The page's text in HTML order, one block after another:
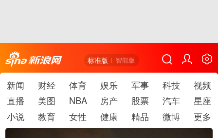
标准版 智能版
新闻 财经 体育 娱乐 军事 科技
视频
直播
美图 NBA 房产 股票 汽车
星座
小说
教育 女性 健康 精品 微博 更多